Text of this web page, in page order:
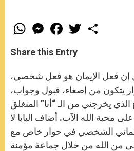
W
h
t
s
p
p
M
e
s
e
g
e
r
F
a
e
b
o
k
w
r
Share this Entry
إن فعل الإيمان هو فعل شخصي،
يتكون من إصغاء، قبول وجواب،
يخرجني من الـ “أنا” المنغلق
محبة الله الآب. أضاف البابا لا
الشخصي في حوار خاص مع
من الله من خلال جماعة مؤمنة